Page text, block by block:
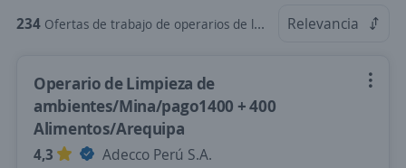
234 Ofertas de trabajo de operarios de limpieza en Arequipa Relevancia
Operario de Limpieza de
ambientes/Mina/pago1400 + 400
Alimentos/Arequipa
4,3
Adecco Perú S.A.